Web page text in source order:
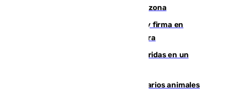
Fuengirola genera una gran susto en la zona
Daniel Mérida derriba a Griekspoor y firma en
Montreal el mejor resultado de su carrera
Dos personas mueren y tres son heridas en un
Estudiarán el comportamiento de varios animales